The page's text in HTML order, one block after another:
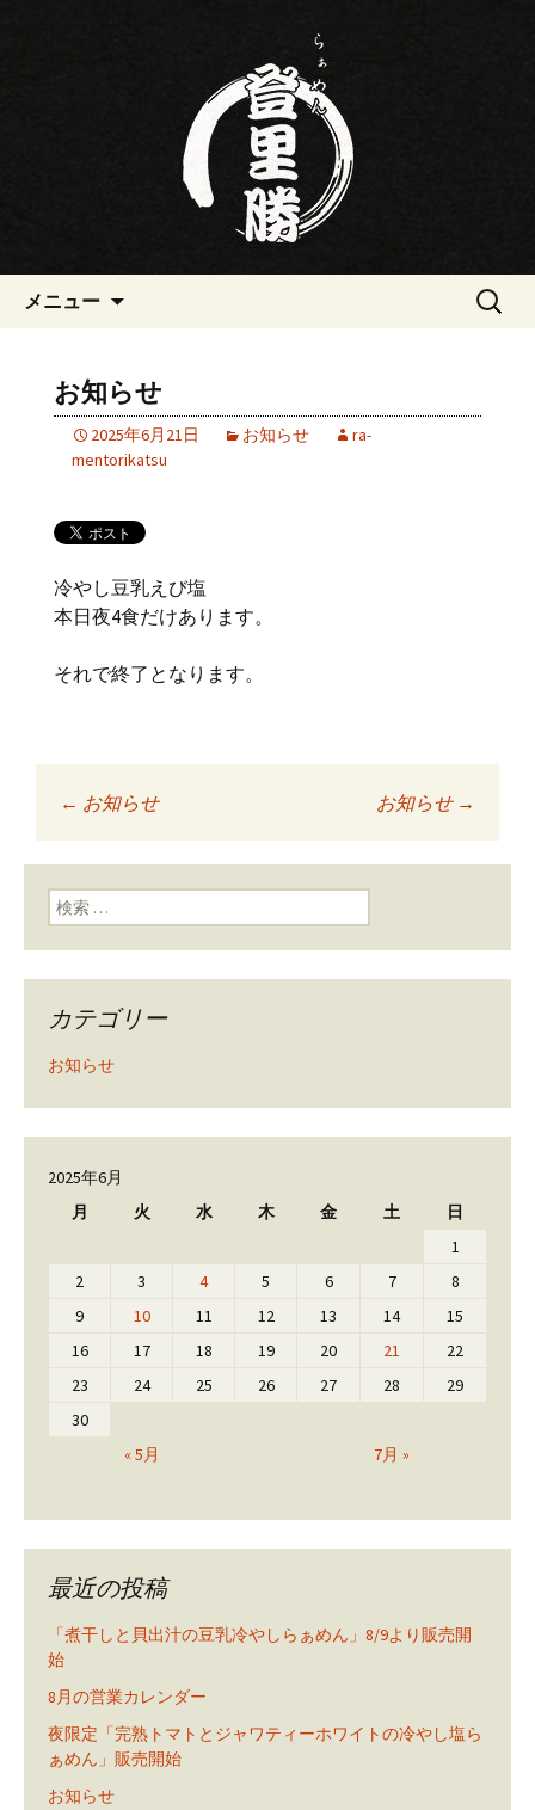
三重・桑名の寿司・ラーメン屋
らぁめん登里勝(とりかつ)のブ
ん登里勝(とりかつ)のブログです
メニュー
検
お知らせ
2025年6月21日 お知らせ
ra-
mentorikatsu
冷やし豆乳えび塩
本日夜4食だけあります。
それで終了となります。
投稿ナビゲーショ
ン
← お知らせ お知らせ →
検索:
カテゴリー
お知らせ
2025年6月
月
火 水 木 金 土 日
« 5月 7月 »
1
2
3 4 5 6 7
8
9
10 11 12 13 14
15
16
17 18 19 20 21
22
23
24 25 26 27 28
29
30
最近の投稿
「煮干しと貝出汁の豆乳冷やしらぁめん」8/9より販売開
始
8月の営業カレンダー
夜限定「完熟トマトとジャワティーホワイトの冷やし塩ら
ぁめん」販売開始
お知らせ